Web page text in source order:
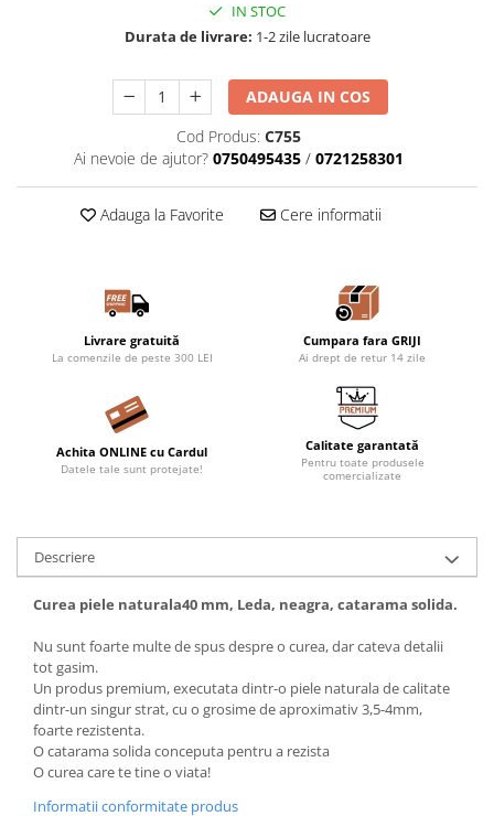
IN STOC
Durata de livrare: 1-2 zile lucratoare
ADAUGA IN COS
Cod Produs: C755
Ai nevoie de ajutor? 0750495435 / 0721258301
Adauga la Favorite Cere informatii
Livrare gratuită
La comenzile de peste 300 LEI
Cumpara fara GRIJI
Ai drept de retur 14 zile
Achita ONLINE cu Cardul
Datele tale sunt protejate!
Calitate garantată
Pentru toate produsele
comercializate
Descriere
Curea piele naturala40 mm, Leda, neagra, catarama solida.
Nu sunt foarte multe de spus despre o curea, dar cateva detalii
tot gasim.
Un produs premium, executata dintr-o piele naturala de calitate
dintr-un singur strat, cu o grosime de aproximativ 3,5-4mm,
foarte rezistenta.
O catarama solida conceputa pentru a rezista
O curea care te tine o viata!
Informatii conformitate produs